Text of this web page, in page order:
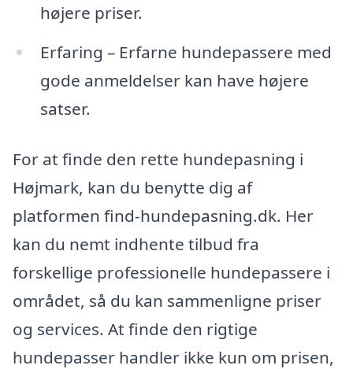
højere priser.
Erfaring – Erfarne hundepassere med
gode anmeldelser kan have højere
satser.
For at finde den rette hundepasning i
Højmark, kan du benytte dig af
platformen find-hundepasning.dk. Her
kan du nemt indhente tilbud fra
forskellige professionelle hundepassere i
området, så du kan sammenligne priser
og services. At finde den rigtige
hundepasser handler ikke kun om prisen,